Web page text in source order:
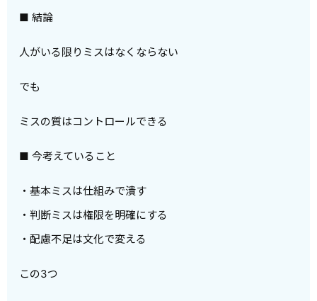
■ 結論
人がいる限りミスはなくならない
でも
ミスの質はコントロールできる
■ 今考えていること
・基本ミスは仕組みで潰す
・判断ミスは権限を明確にする
・配慮不足は文化で変える
この3つ